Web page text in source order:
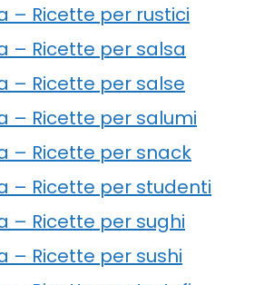
– Ricette per rustici
– Ricette per salsa
– Ricette per salse
– Ricette per salumi
– Ricette per snack
– Ricette per studenti
– Ricette per sughi
– Ricette per sushi